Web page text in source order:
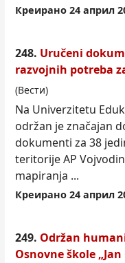
Креирано 24 април
248. Uručeni
razvojnih potreba
(Вести)
Na Univerzitetu
održan je značajan
dokumenti za 38
teritorije AP
mapiranja ...
Креирано 24 април
249. Održan
Osnovne škole „Jan